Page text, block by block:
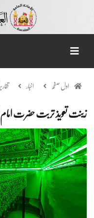
اول صفحہ اخبار
زینت تعویذ تربت حضرت امام